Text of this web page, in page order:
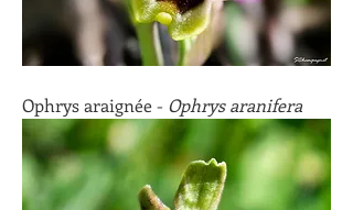
Ophrys araignée - Ophrys aranifera